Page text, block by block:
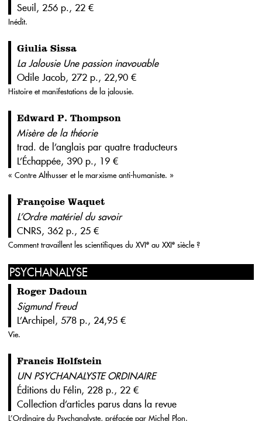
Seuil, 256 p., 22 €
Inédit.
Giulia Sissa
La Jalousie Une passion inavouable
Odile Jacob, 272 p., 22,90 €
Histoire et manifestations de la jalousie.
Edward P. Thompson
Misère de la théorie
trad. de l’anglais par quatre traducteurs
L’Échappée, 390 p., 19 €
« Contre Althusser et le marxisme anti-humaniste. »
Françoise Waquet
L’Ordre matériel du savoir
CNRS, 362 p., 25 €
Comment travaillent les scientifiques du XVIe au XXIe siècle ?
PSYCHANALYSE
Roger Dadoun
Sigmund Freud
L’Archipel, 578 p., 24,95 €
Vie.
Francis Holfstein
UN PSYCHANALYSTE ORDINAIRE
Éditions du Félin, 228 p., 22 €
Collection d’articles parus dans la revue
L’Ordinaire du Psychanalyste, préfacée par Michel Plon.